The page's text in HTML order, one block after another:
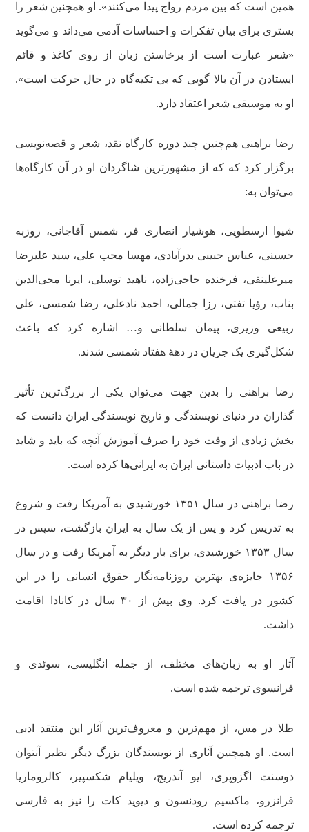
همین است که بین مردم رواج پیدا می‌کنند». او همچنین شعر را
بستری برای بیان تفکرات و احساسات آدمی می‌داند و می‌گوید
«شعر عبارت است از برخاستن زبان از روی کاغذ و قائم
ایستادن در آن بالا گویی که بی تکیه‌گاه در حال حرکت است».
او به موسیقی شعر اعتقاد دارد.
رضا براهنی هم‌چنین چند دوره کارگاه نقد، شعر و قصه‌نویسی
برگزار کرد که که از مشهورترین شاگردان او در آن کارگاه‌ها
می‌توان به:
شیوا ارسطویی، هوشیار انصاری فر، شمس آقاجانی، روزبه
حسینی، عباس حبیبی بدرآبادی، مهسا محب علی، سید علیرضا
میرعلینقی، فرخنده حاجی‌زاده، ناهید توسلی، ایرنا محی‌الدین
بناب، رؤیا تفتی، رزا جمالی، احمد نادعلی، رضا شمسی، علی
ربیعی وزیری، پیمان سلطانی و… اشاره کرد که باعث
شکل‌گیری یک جریان در دههٔ هفتاد شمسی شدند.
رضا براهنی را بدین جهت می‌توان یکی از بزرگ‌ترین تأثیر
گذاران در دنیای نویسندگی و تاریخ نویسندگی ایران دانست که
بخش زیادی از وقت خود را صرف آموزش آنچه که باید و شاید
در باب ادبیات داستانی ایران به ایرانی‌ها کرده است.
رضا براهنی در سال ۱۳۵۱ خورشیدی به آمریکا رفت و شروع
به تدریس کرد و پس از یک سال به ایران بازگشت، سپس در
سال ۱۳۵۳ خورشیدی، برای بار دیگر به آمریکا رفت و در سال
۱۳۵۶ جایزه‌ی بهترین روزنامه‌نگار حقوق انسانی را در این
کشور در یافت کرد. وی بیش از ۳۰ سال در کانادا اقامت
داشت.
آثار او به زبان‌های مختلف، از جمله انگلیسی، سوئدی و
فرانسوی ترجمه شده است.
طلا در مس، از مهم‌ترین و معروف‌ترین آثار این منتقد ادبی
است. او همچنین آثاری از نویسندگان بزرگ دیگر نظیر آنتوان
دوسنت اگزوپری، ایو آندریچ، ویلیام شکسپیر، کالروماریا
فرانزرو، ماکسیم رودنسون و دیوید کات را نیز به فارسی
ترجمه کرده است.